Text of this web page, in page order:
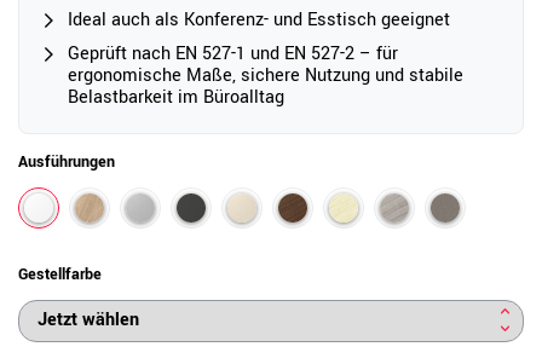
Ideal auch als Konferenz- und Esstisch geeignet
Geprüft nach EN 527-1 und EN 527-2 – für
ergonomische Maße, sichere Nutzung und stabile
Belastbarkeit im Büroalltag
Ausführungen
Gestellfarbe